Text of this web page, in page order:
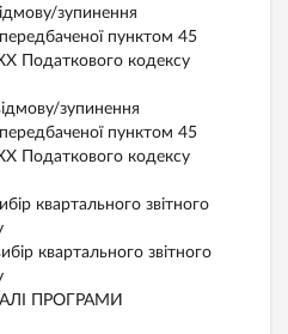
зупинення
пунктом 45
Податкового кодексу
зупинення
пунктом 45
Податкового кодексу
квартального звітного
квартального звітного
ПРОГРАМИ